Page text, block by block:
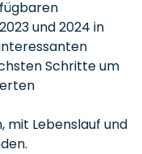
und 2024 in
Schritte um
mit Lebenslauf und